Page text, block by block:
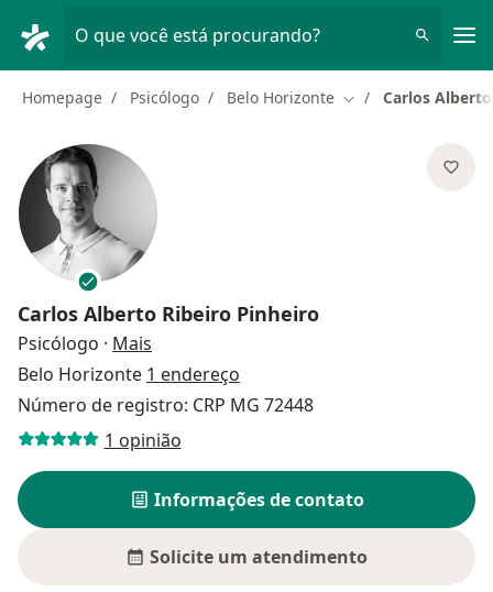
O que você está procurando?
Homepage Psicólogo Belo Horizonte Mudar de cidade
Carlos
Carlos Alberto Ribeiro Pinheiro
Psicólogo · Mais
Belo Horizonte 1 endereço
Número de registro: CRP MG 72448
1 opinião
Informações de contato
Solicite um atendimento